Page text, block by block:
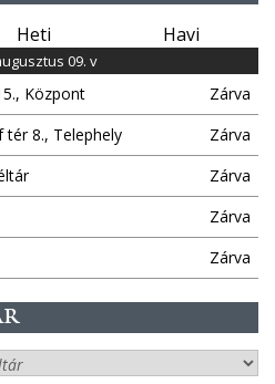
Heti Havi
09. v
Központ
Zárva
tér 8., Telephely
Zárva
Zárva
Zárva
Zárva